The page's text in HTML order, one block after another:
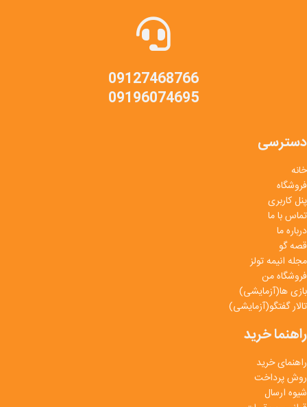
09127468766
09196074695
دسترسی
خانه
فروشگاه
پنل کاربری
تماس با ما
درباره ما
قصه گو
مجله انیمه تولز
فروشگاه من
بازی ها(آزمایشی)
تالار گفتگو(آزمایشی)
راهنما خرید
راهنمای خرید
روش پرداخت
شیوه ارسال